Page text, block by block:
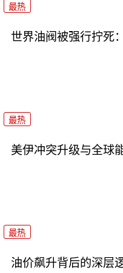
最热
世界油阀被强行拧死
最热
美伊冲突升级与全球
最热
油价飙升背后的深层